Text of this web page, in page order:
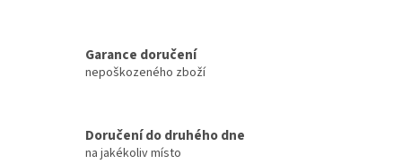
Garance doručení
nepoškozeného zboží
Doručení do druhého dne
na jakékoliv místo